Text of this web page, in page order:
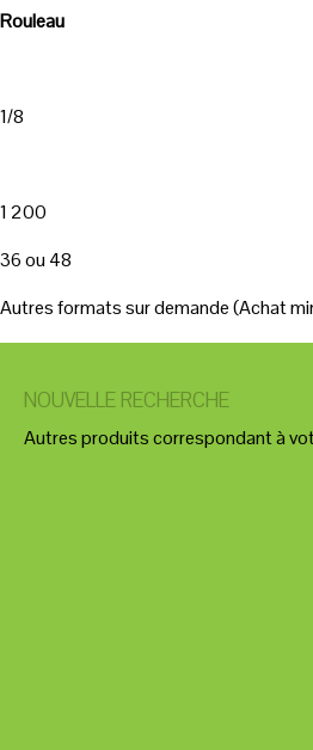
Rouleau
1/8
1 200
36 ou 48
Autres formats sur demande (Achat
NOUVELLE RECHERCHE
Autres produits correspondant à